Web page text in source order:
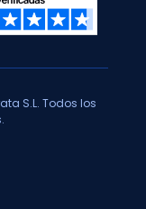
S.L. Todos los